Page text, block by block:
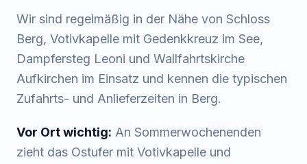
Wir sind regelmäßig in der Nähe von Schloss
Berg, Votivkapelle mit Gedenkkreuz im See,
Dampfersteg Leoni und Wallfahrtskirche
Aufkirchen im Einsatz und kennen die typischen
Zufahrts- und Anlieferzeiten in Berg.
Vor Ort wichtig: An Sommerwochenenden
zieht das Ostufer mit Votivkapelle und